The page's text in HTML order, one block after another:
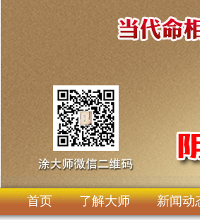
首页 了解大师 新闻动